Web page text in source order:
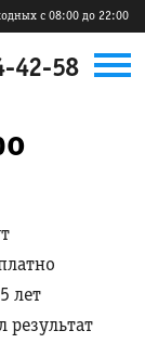
с 08:00 до 22:00
42-58
лет
результат